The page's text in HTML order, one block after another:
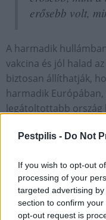
Pestpilis - Do Not
If you wish to opt-out
processing of your
targeted advertising
section to confirm
opt-out request is
erősebb volt,
A harmadik
vakcina és jól halad
biztosan állíthatják,
harmadik
legátoltottabb ország
Fókuszban koronavírus